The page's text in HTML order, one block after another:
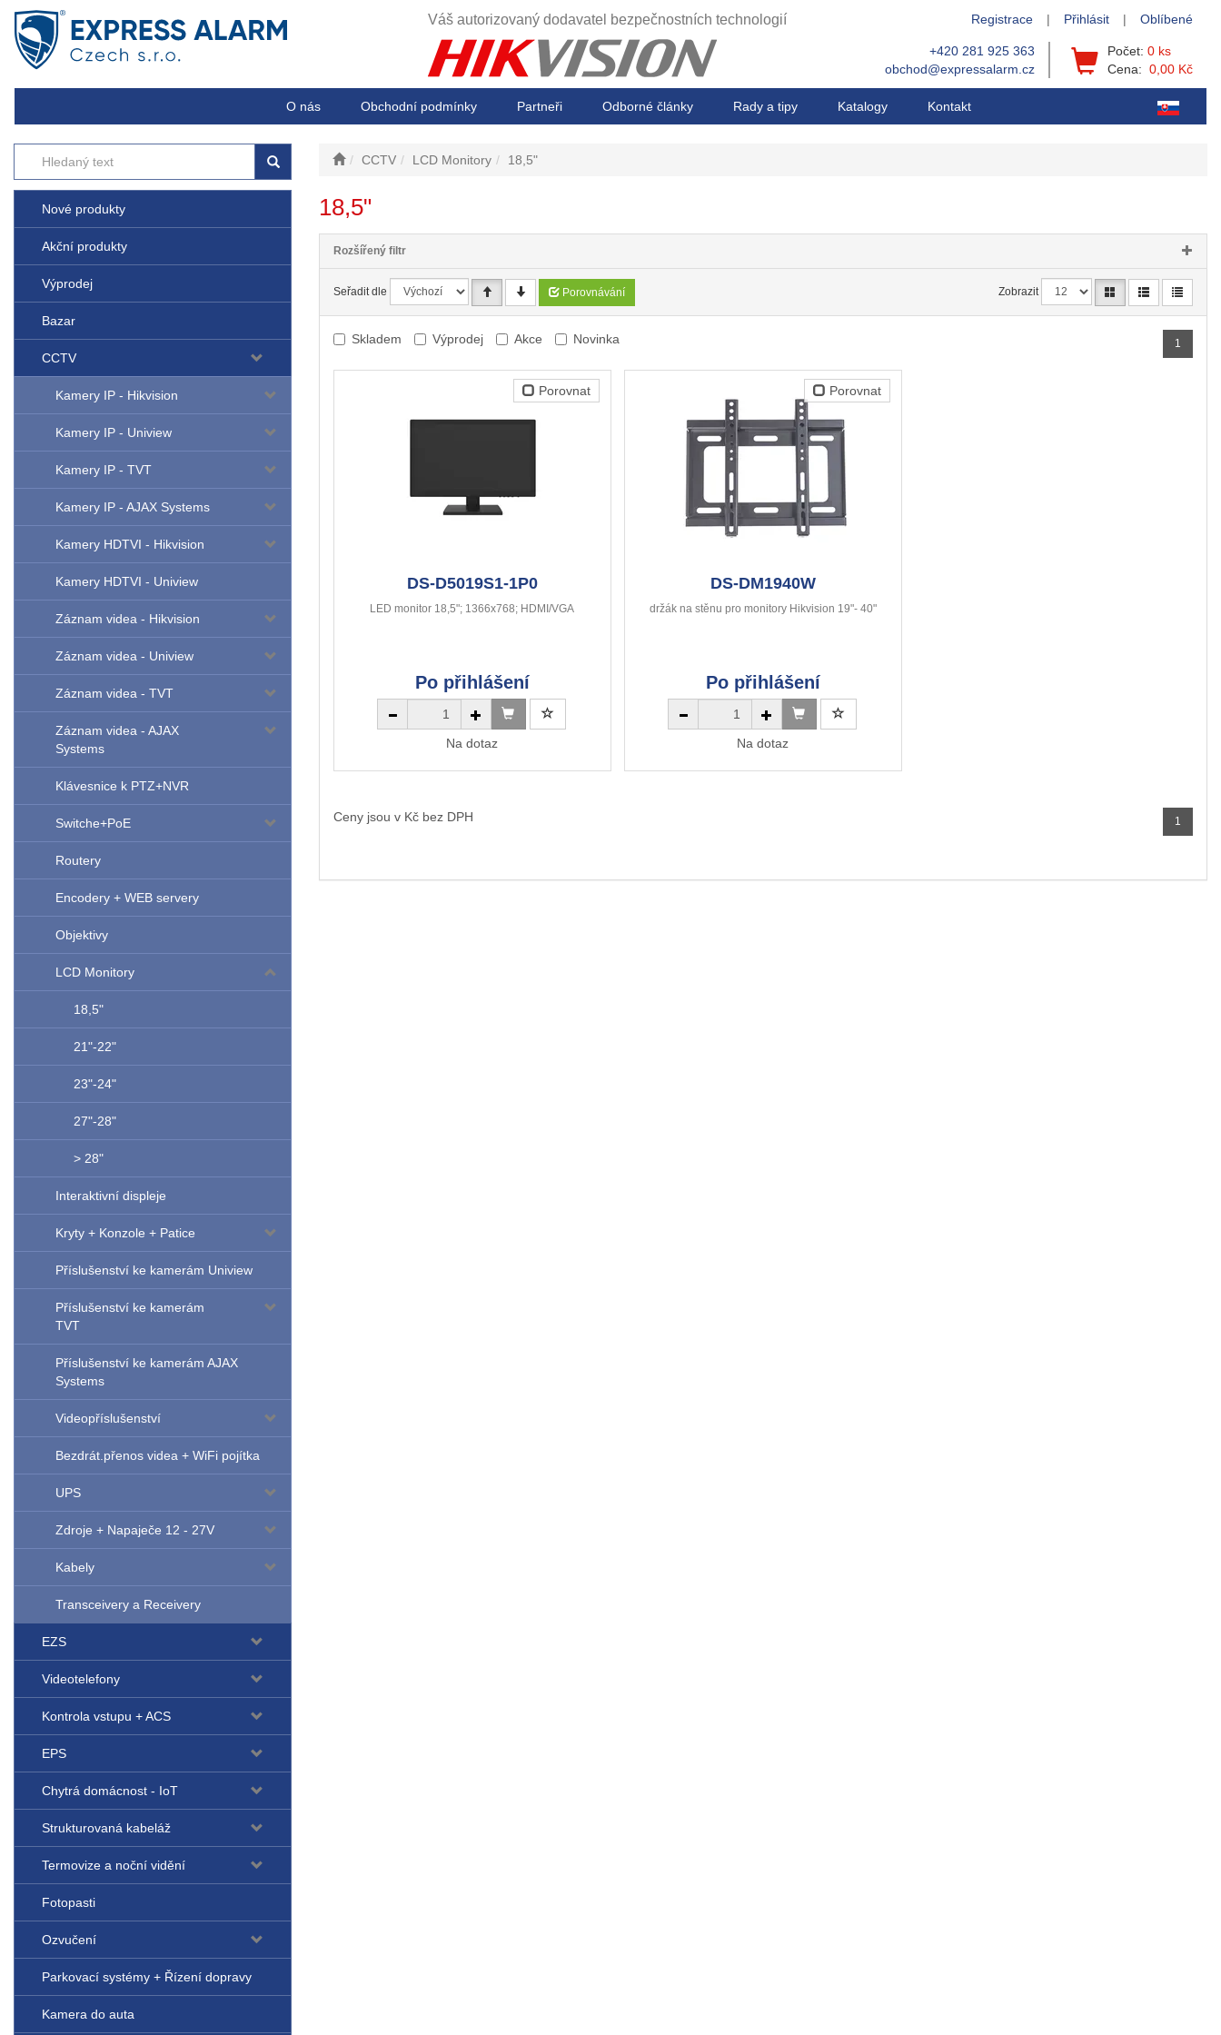
Váš autorizovaný dodavatel bezpečnostních technologií Registrace | Přihlásit | Oblíbené
+420 281 925 363
obchod@expressalarm.cz
Počet: 0 ks
Cena: 0,00 Kč
O nás Obchodní podmínky Partneři Odborné články Rady a tipy Katalogy Kontakt
Nové produkty
Akční produkty
Výprodej
Bazar
CCTV
Kamery IP - Hikvision
Kamery IP - Uniview
Kamery IP - TVT
Kamery IP - AJAX Systems
Kamery HDTVI - Hikvision
Kamery HDTVI - Uniview
Záznam videa - Hikvision
Záznam videa - Uniview
Záznam videa - TVT
Záznam videa - AJAX
Systems
Klávesnice k PTZ+NVR
Switche+PoE
Routery
Encodery + WEB servery
Objektivy
LCD Monitory
18,5"
21"-22"
23"-24"
27"-28"
> 28"
Interaktivní displeje
Kryty + Konzole + Patice
Příslušenství ke kamerám Uniview
Příslušenství ke kamerám
TVT
Příslušenství ke kamerám AJAX
Systems
Videopříslušenství
Bezdrát.přenos videa + WiFi pojítka
UPS
Zdroje + Napaječe 12 - 27V
Kabely
Transceivery a Receivery
EZS
Videotelefony
Kontrola vstupu + ACS
EPS
Chytrá domácnost - IoT
Strukturovaná kabeláž
Termovize a noční vidění
Fotopasti
Ozvučení
Parkovací systémy + Řízení dopravy
Kamera do auta
CCTV LCD Monitory 18,5"
18,5"
Rozšířený filtr
Seřadit dle Porovnávání Zobrazit
Skladem Výprodej Akce Novinka 1
Porovnat
DS-D5019S1-1P0
LED monitor 18,5"; 1366x768; HDMI/VGA
Po přihlášení
Na dotaz
Porovnat
DS-DM1940W
držák na stěnu pro monitory Hikvision 19"- 40"
Po přihlášení
Na dotaz
Ceny jsou v Kč bez DPH 1